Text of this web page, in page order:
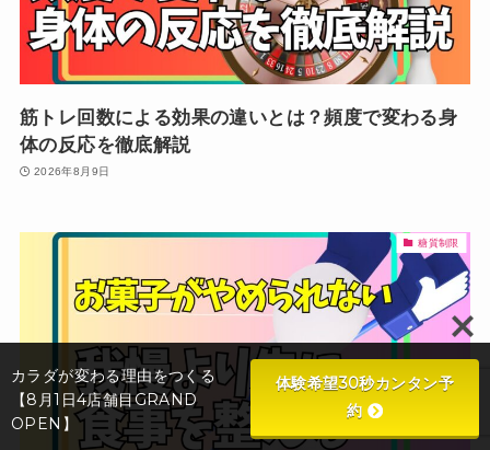
筋トレ回数による効果の違いとは？頻度で変わる身
体の反応を徹底解説
2026年8月9日
糖質制限
カラダが変わる理由をつくる
【8月1日4店舗目GRAND
OPEN】
体験希望30秒カンタン予
約